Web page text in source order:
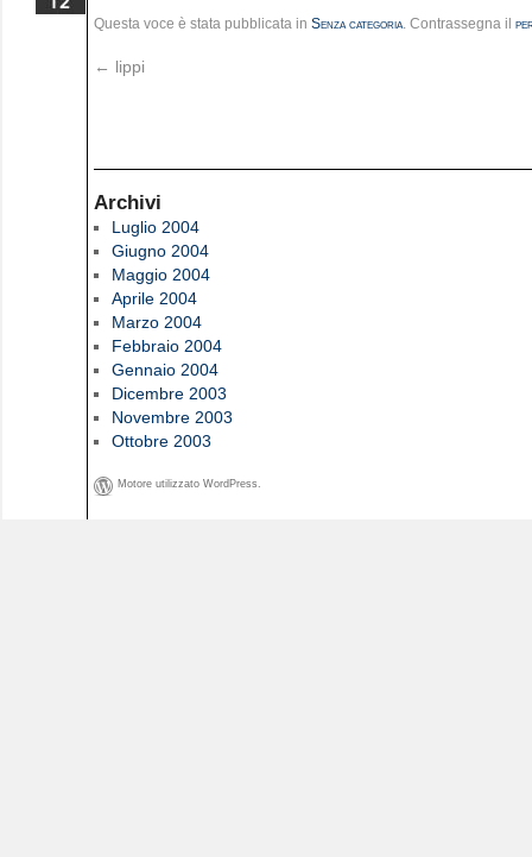
Questa voce è stata pubblicata in Senza categoria. Contrassegna il
← lippi
Archivi
Luglio 2004
Giugno 2004
Maggio 2004
Aprile 2004
Marzo 2004
Febbraio 2004
Gennaio 2004
Dicembre 2003
Novembre 2003
Ottobre 2003
Motore utilizzato WordPress.